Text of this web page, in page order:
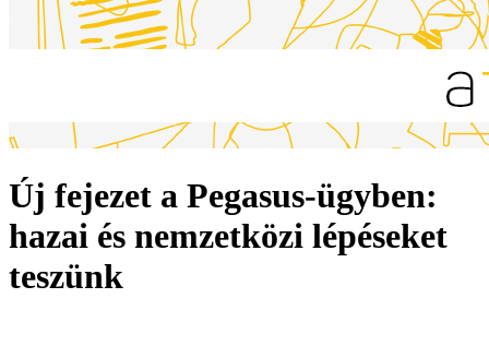
Új fejezet a Pegasus-ügyben:
hazai és nemzetközi lépéseket
teszünk